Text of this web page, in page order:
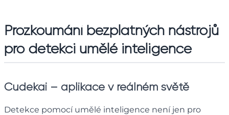
Prozkoumání bezplatných nástrojů
pro detekci umělé inteligence
Cudekai – aplikace v reálném světě
Detekce pomocí umělé inteligence není jen pro